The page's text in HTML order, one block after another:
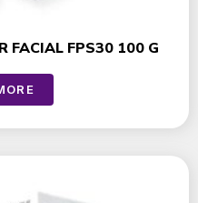
FACIAL FPS30 100 G